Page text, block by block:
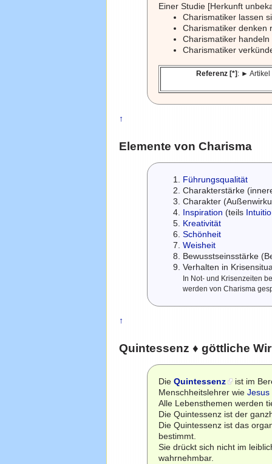
Einer Studie [Herkunft
Charismatiker lassen
Charismatiker denken
Charismatiker
Charismatiker
Referenz [*]: ► Artikel
↑
Elemente von Charisma
Führungsqualität
Charakterstärke
Charakter
Inspiration (teils
Kreativität
Schönheit
Weisheit
Bewusstseinsstärke
Verhalten in
In Not- und Krisenzeiten
werden von Charisma
↑
Quintessenz ♦ göttliche
DieQuintessenz
ist im
Menschheitslehrer wieJesus
Alle Lebensthemen werden
Die Quintessenz ist der
Die Quintessenz ist das
bestimmt.
Sie drückt sich nicht im
wahrnehmbar.